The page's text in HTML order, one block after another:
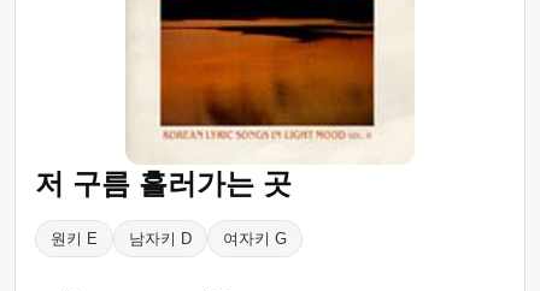
저 구름 흘러가는 곳
원키 E 남자키 D 여자키 G